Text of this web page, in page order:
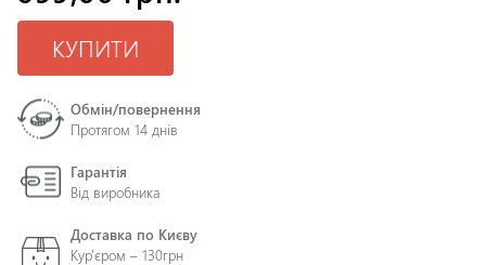
КУПИТИ
Обмін/повернення
Протягом 14 днів
Гарантія
Від виробника
Доставка по Києву
Кур'єром – 130грн